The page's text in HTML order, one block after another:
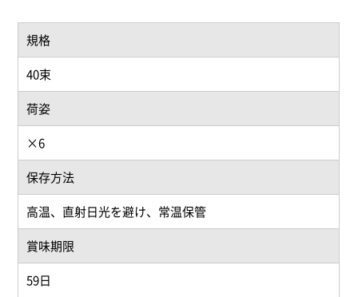
規格
40束
荷姿
×6
保存方法
高温、直射日光を避け、常温保管
賞味期限
59日